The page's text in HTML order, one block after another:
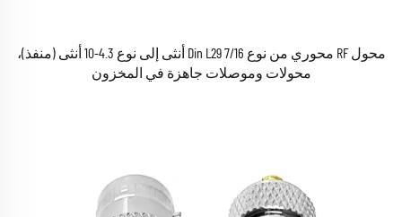
محول RF محوري من نوع 7/16 Din L29 أنثى إلى نوع 4.3-10 أنثى (منفذ)،
محولات وموصلات جاهزة في المخزون